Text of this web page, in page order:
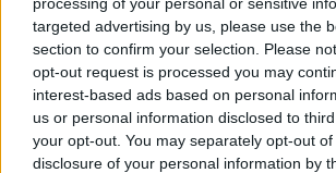
targeted advertising by us, please use the
section to confirm your selection. Please
opt-out request is processed you may
interest-based ads based on personal
us or personal information disclosed to
your opt-out. You may separately opt-out
disclosure of your personal information by
Η General Motors (GM) και η Fiat
αναμένεται να ανακοινώσουν
εντός της ημέρας.
Facebook Share on X